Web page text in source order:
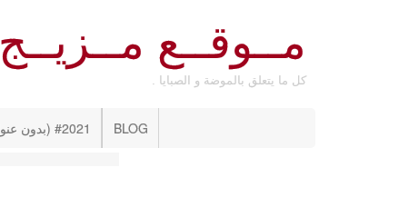
مــوقــع مــزيــج
كل ما يتعلق بالموضة و الصبايا .
#2021 (بدون عنوان) BLOG